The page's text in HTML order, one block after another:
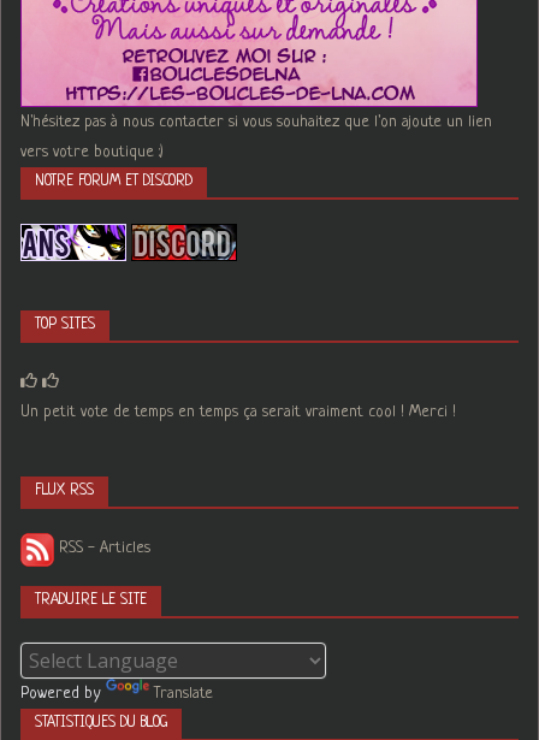
N'hésitez pas à nous contacter si vous souhaitez que l'on ajoute un lien
vers votre boutique :)
NOTRE FORUM ET DISCORD
TOP SITES
Un petit vote de temps en temps ça serait vraiment cool ! Merci !
FLUX RSS
RSS - Articles
TRADUIRE LE SITE
Powered by Translate
STATISTIQUES DU BLOG